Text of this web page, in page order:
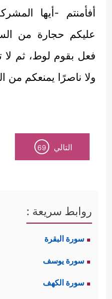
أفأمنتم -أيها
عليكم حجارة من
فعل بقوم لوط، ثم لا
ولا ناصرًا يمنعكم من
التالي 69
روابط سريعة :
سورة البقرة
سورة يوسف
سورة الكهف